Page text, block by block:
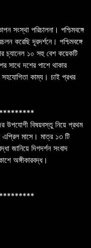
সংস্থা পরিচালনা। পশ্চিমবঙ্গে
করেছি দূরদর্শনে। পশ্চিমবঙ্গে
চ্যানেল ১০ সহু বেশ কয়েকটি
সাথে দশের পাশে থাকার
সহযোগিতা কাম্য। চাই প্রখর
উপযোগী বিষয়বস্তু নিয়ে প্রথম
মাসে। মাত্র ১৩ টি
জানিয়ে দিগদর্শন সংবাদ
অঙ্গীকারবদ্ধ।